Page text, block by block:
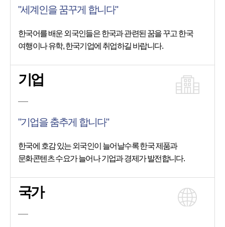
"세계인을 꿈꾸게 합니다"
한국어를 배운 외국인들은 한국과 관련된 꿈을 꾸고 한국
여행이나 유학, 한국기업에 취업하길 바랍니다.
기업
"기업을 춤추게 합니다"
한국에 호감 있는 외국인이 늘어날수록 한국 제품과
문화콘텐츠 수요가 늘어나 기업과 경제가 발전합니다.
국가